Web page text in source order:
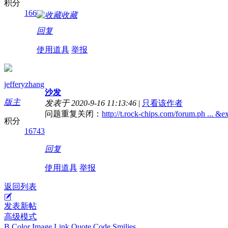
积分
166
收藏
回复
使用道具 举报
jefferyzhang
版主
积分
16743
沙发
发表于 2020-9-16 11:13:46 | 只看该作者
问题重复关闭： http://t.rock-chips.com/forum.ph ...
回复
使用道具 举报
返回列表
发表新帖
高级模式